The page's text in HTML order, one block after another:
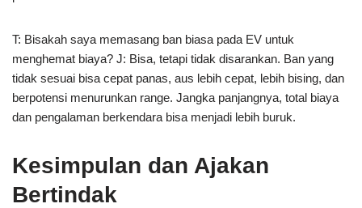
T: Bisakah saya memasang ban biasa pada EV untuk
menghemat biaya? J: Bisa, tetapi tidak disarankan. Ban yang
tidak sesuai bisa cepat panas, aus lebih cepat, lebih bising, dan
berpotensi menurunkan range. Jangka panjangnya, total biaya
dan pengalaman berkendara bisa menjadi lebih buruk.
Kesimpulan dan Ajakan
Bertindak